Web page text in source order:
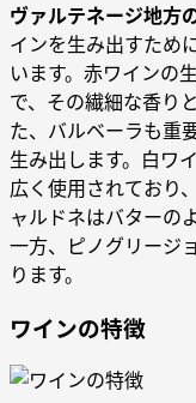
ヴァルテネージ地方
インを生み出すため
います。赤ワインの
で、その繊細な香り
た、バルベーラも重
生み出します。白ワ
広く使用されており
ャルドネはバターの
一方、ピノグリージ
ります。
ワインの特徴